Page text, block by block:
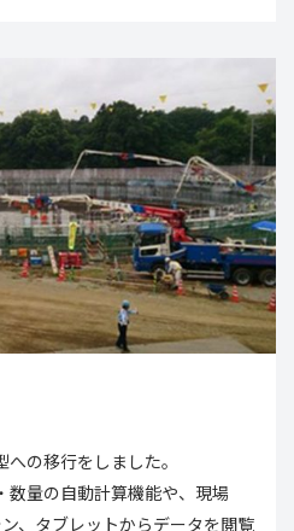
の移行をしました。
量の自動計算機能や、現場
、タブレットからデータを閲覧